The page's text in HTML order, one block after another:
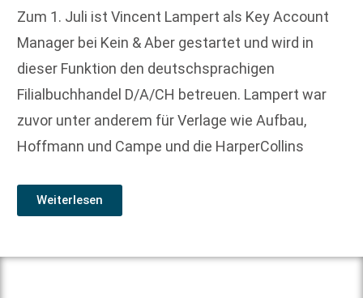
Zum 1. Juli ist Vincent Lampert als Key Account
Manager bei Kein & Aber gestartet und wird in
dieser Funktion den deutschsprachigen
Filialbuchhandel D/A/CH betreuen. Lampert war
zuvor unter anderem für Verlage wie Aufbau,
Hoffmann und Campe und die HarperCollins
Weiterlesen